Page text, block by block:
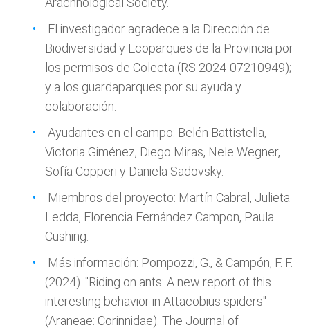
El investigador agradece a la Dirección de
Biodiversidad y Ecoparques de la Provincia por
los permisos de Colecta (RS 2024-07210949);
y a los guardaparques por su ayuda y
colaboración.
Ayudantes en el campo: Belén Battistella,
Victoria Giménez, Diego Miras, Nele Wegner,
Sofía Copperi y Daniela Sadovsky.
Miembros del proyecto: Martín Cabral, Julieta
Ledda, Florencia Fernández Campon, Paula
Cushing.
Más información: Pompozzi, G., & Campón, F. F.
(2024). "Riding on ants: A new report of this
interesting behavior in Attacobius spiders"
(Araneae: Corinnidae). The Journal of